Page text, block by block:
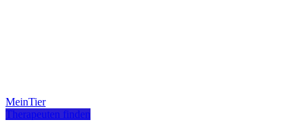
MeinTier
Therapeuten finden